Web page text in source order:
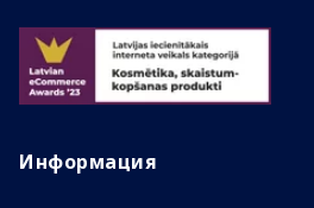
Информация